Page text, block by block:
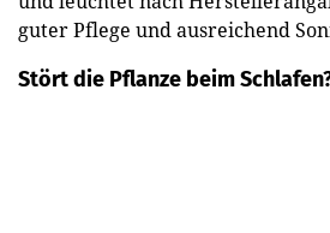
guter Pflege und ausreichend
Stört die Pflanze beim